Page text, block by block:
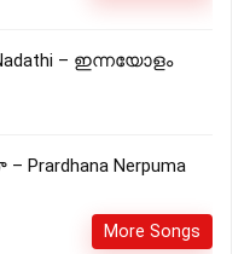
Nadathi – ഇന്നയോളം
Prardhana Nerpuma
More Songs